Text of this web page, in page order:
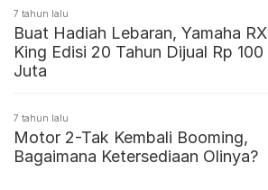
7 tahun lalu
Buat Hadiah Lebaran, Yamaha RX
King Edisi 20 Tahun Dijual Rp 100
Juta
7 tahun lalu
Motor 2-Tak Kembali Booming,
Bagaimana Ketersediaan Olinya?